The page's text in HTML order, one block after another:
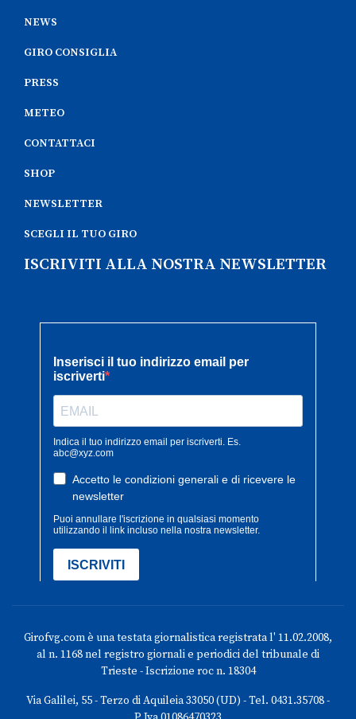
NEWS
GIRO CONSIGLIA
PRESS
METEO
CONTATTACI
SHOP
NEWSLETTER
SCEGLI IL TUO GIRO
ISCRIVITI ALLA NOSTRA NEWSLETTER
Girofvg.com è una testata giornalistica registrata l' 11.02.2008,
al n. 1168 nel registro giornali e periodici del tribunale di
Trieste - Iscrizione roc n. 18304
Via Galilei, 55 - Terzo di Aquileia 33050 (UD) - Tel. 0431.35708 -